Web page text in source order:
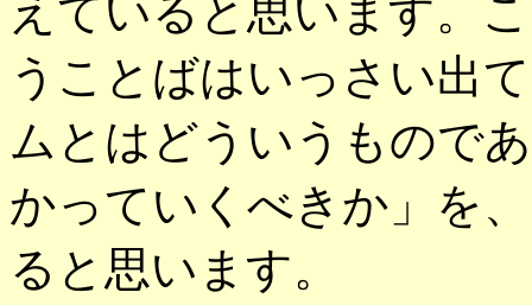
えていると思います。
うことばはいっさい出
ムとはどういうもので
かっていくべきか」を
ると思います。